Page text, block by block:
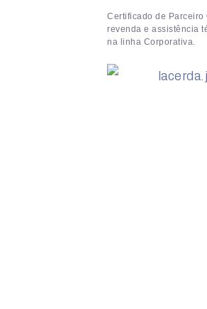
Certificado de Parceiro
revenda e assistência
na linha Corporativa.